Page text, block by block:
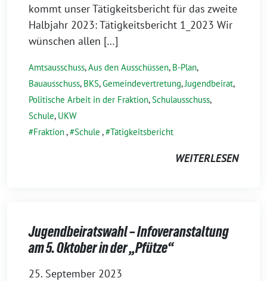
kommt unser Tätigkeitsbericht für das zweite
Halbjahr 2023: Tätigkeitsbericht 1_2023 Wir
wünschen allen […]
Amtsausschuss,Aus den Ausschüssen, B-Plan,
Bauausschuss, BKS,Gemeindevertretung,Jugendbeirat,
Politische Arbeit in der Fraktion,Schulausschuss,
Schule, UKW
Fraktion, Schule , Tätigkeitsbericht
WEITERLESEN
Jugendbeiratswahl – Infoveranstaltung
am 5. Oktober in der „Pfütze“
25. September 2023